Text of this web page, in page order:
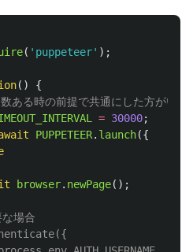
( ' puppeteer' );
()
{
る時の前提で共通にした方がいい
= 30000;
PUPPETEER. launch({
browser. newPage();
場合